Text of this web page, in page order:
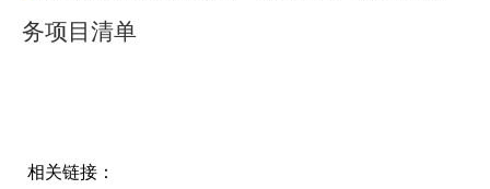
务项目清单
相关链接：